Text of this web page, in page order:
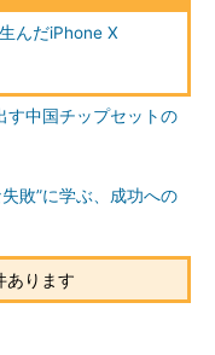
んだiPhone X
す中国チップセットの
敗”に学ぶ、成功への
あります